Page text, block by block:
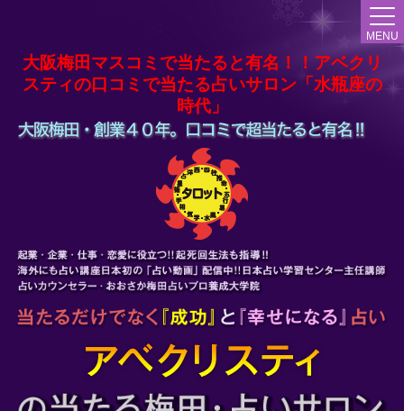
大阪梅田マスコミで当たると有名！！アベクリ
スティの口コミで当たる占いサロン「水瓶座の
時代」
MENU